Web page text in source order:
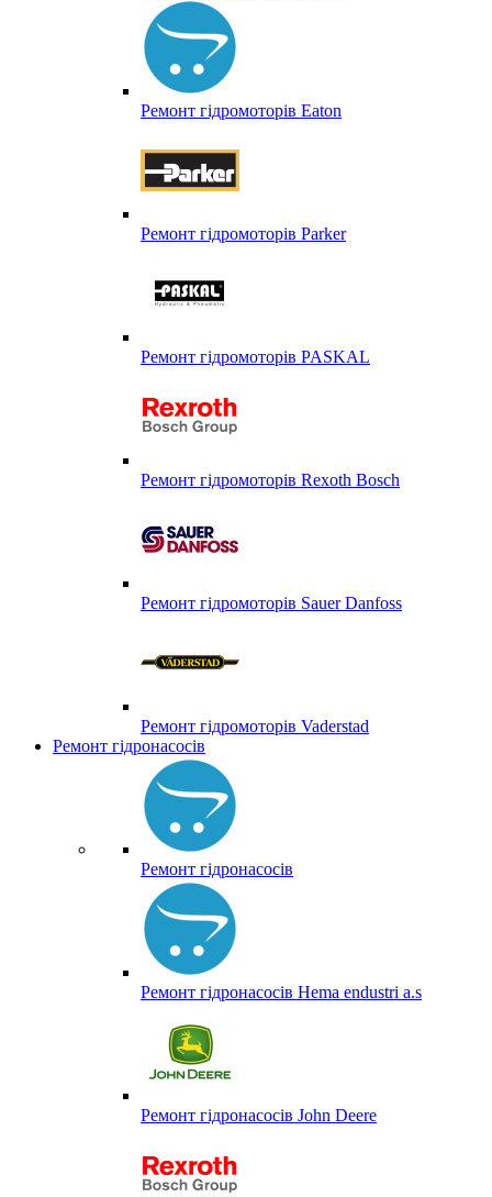
Ремонт гідромоторів Eaton
Ремонт гідромоторів Parker
Ремонт гідромоторів PASKAL
Ремонт гідромоторів Rexoth Bosch
Ремонт гідромоторів Sauer Danfoss
Ремонт гідромоторів Vaderstad
Ремонт гідронасосів
Ремонт гідронасосів
Ремонт гідронасосів Hema endustri a.s
Ремонт гідронасосів John Deere